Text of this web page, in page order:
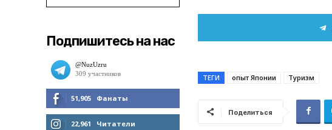
Подпишитесь на нас
51,905 Фанаты
МНЕ НРАВИТСЯ
22,961 Читатели
ТЕГИ опыт Японии Туризм
Поделиться